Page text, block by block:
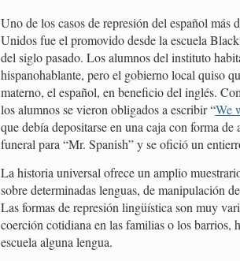
Uno de los casos de represión del español más
Unidos fue el promovido desde la escuela
del siglo pasado. Los alumnos del instituto
hispanohablante, pero el gobierno local quiso
materno, el español, en beneficio del inglés.
los alumnos se vieron obligados a escribir “We
que debía depositarse en una caja con forma
funeral para “Mr. Spanish” y se ofició un
La historia universal ofrece un amplio
sobre determinadas lenguas, de manipulación
Las formas de represión lingüística son muy
coerción cotidiana en las familias o los barrios,
escuela alguna lengua.